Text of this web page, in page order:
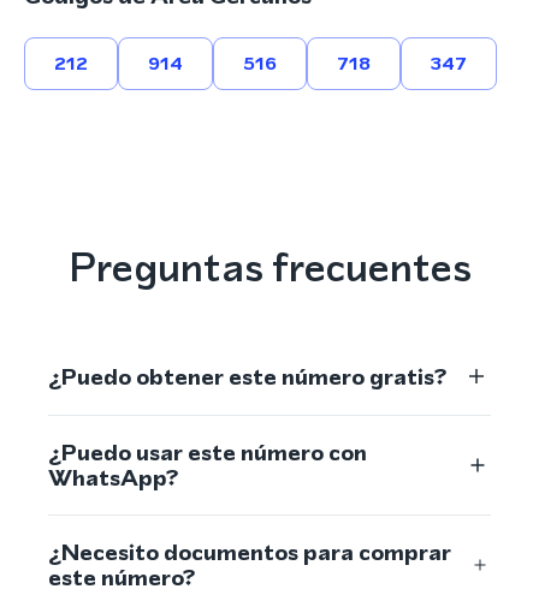
212 914 516 718 347
Preguntas frecuentes
¿Puedo obtener este número gratis?
¿Puedo usar este número con
WhatsApp?
¿Necesito documentos para comprar
este número?